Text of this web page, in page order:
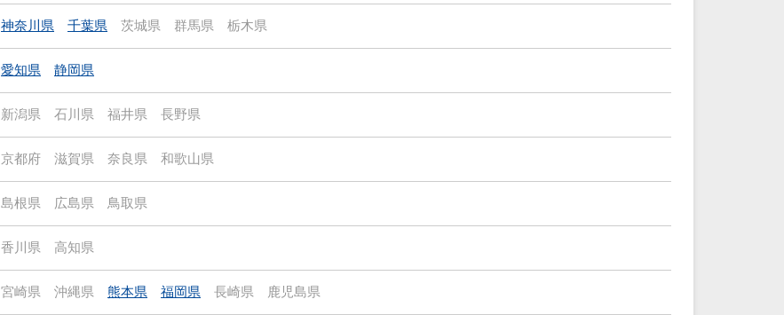
神奈川県 千葉県 茨城県 群馬県 栃木県
愛知県 静岡県
新潟県 石川県 福井県 長野県
京都府 滋賀県 奈良県 和歌山県
島根県 広島県 鳥取県
香川県 高知県
宮崎県 沖縄県 熊本県 福岡県 長崎県 鹿児島県